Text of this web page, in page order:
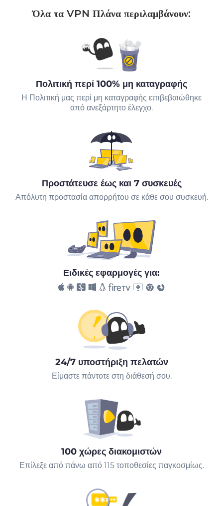
Όλα τα VPN Πλάνα περιλαμβάνουν:
Πολιτική περί 100% μη καταγραφής
Η Πολιτική μας περί μη καταγραφής επιβεβαιώθηκε
από ανεξάρτητο έλεγχο.
Προστάτευσε έως και 7 συσκευές
Απόλυτη προστασία απορρήτου σε κάθε σου συσκευή.
Ειδικές εφαρμογές για:
24/7 υποστήριξη πελατών
Είμαστε πάντοτε στη διάθεσή σου.
100 χώρες διακομιστών
Επίλεξε από πάνω από 115 τοποθεσίες παγκοσμίως.